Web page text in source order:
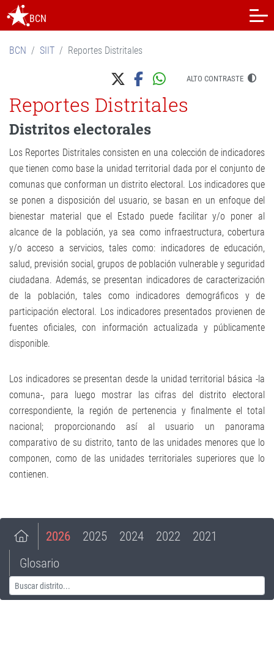
BCN
BCN SIIT Reportes Distritales
ALTO CONTRASTE
Reportes Distritales
Distritos electorales
Los Reportes Distritales consisten en una colección de indicadores
que tienen como base la unidad territorial dada por el conjunto de
comunas que conforman un distrito electoral. Los indicadores que
se ponen a disposición del usuario, se basan en un enfoque del
bienestar material que el Estado puede facilitar y/o poner al
alcance de la población, ya sea como infraestructura, cobertura
y/o acceso a servicios, tales como: indicadores de educación,
salud, previsión social, grupos de población vulnerable y seguridad
ciudadana. Además, se presentan indicadores de caracterización
de la población, tales como indicadores demográficos y de
participación electoral. Los indicadores presentados provienen de
fuentes oficiales, con información actualizada y públicamente
disponible.
Los indicadores se presentan desde la unidad territorial básica -la
comuna-, para luego mostrar las cifras del distrito electoral
correspondiente, la región de pertenencia y finalmente el total
nacional; proporcionando así al usuario un panorama
comparativo de su distrito, tanto de las unidades menores que lo
componen, como de las unidades territoriales superiores que lo
contienen.
2026 2025 2024 2022
2021
Glosario